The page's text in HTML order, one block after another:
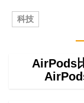
科技
AirPods